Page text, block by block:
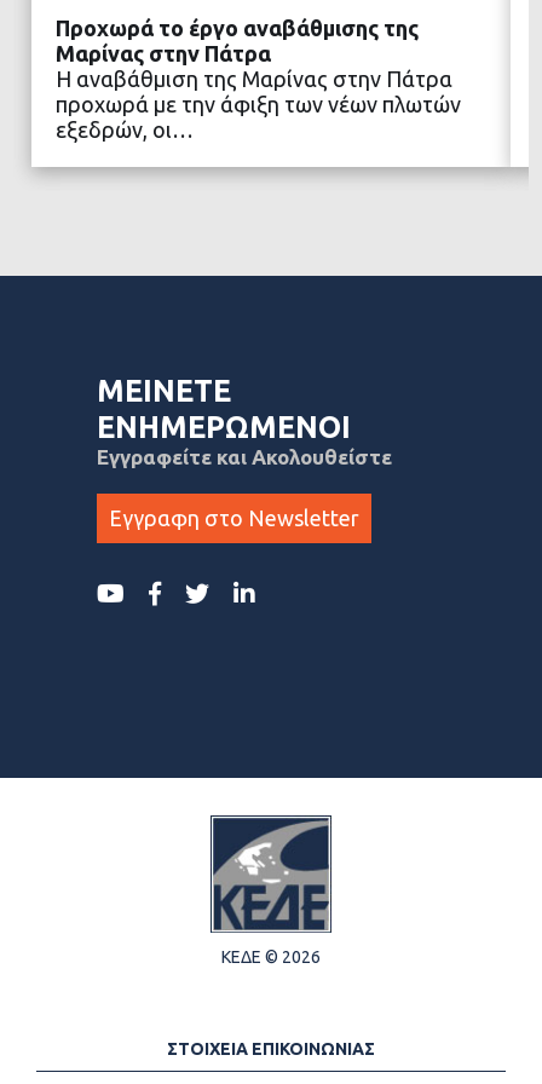
ΔΙΑΒΑΣΤΕ ΠΕΡΙΣΣΟΤΕΡΑ
Προχωρά το έργο αναβάθμισης της
Μαρίνας στην Πάτρα
Η αναβάθμιση της Μαρίνας στην Πάτρα
προχωρά με την άφιξη των νέων πλωτών
εξεδρών, οι…
ΜΕΙΝΕΤΕ
ΕΝΗΜΕΡΩΜΕΝΟΙ
Εγγραφείτε και Ακολουθείστε
Εγγραφη στο Newsletter
ΚΕΔΕ © 2026
ΣΤΟΙΧΕΙΑ ΕΠΙΚΟΙΝΩΝΙΑΣ